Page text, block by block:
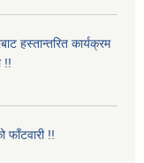
हस्तान्तरित कार्यक्रम
!!
!!